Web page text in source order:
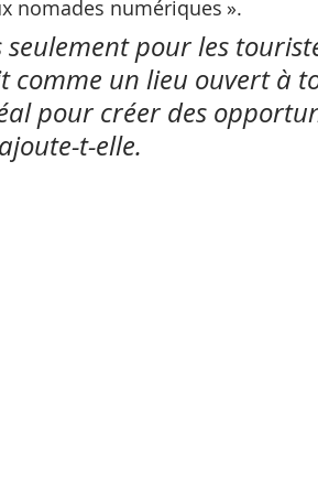
nomades numériques ».
seulement pour les
comme un lieu ouvert à
pour créer des
t-elle.